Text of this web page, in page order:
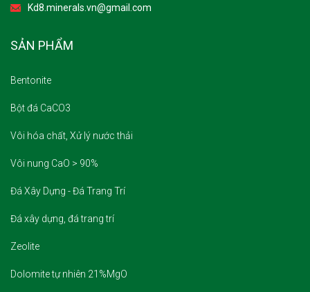
Kd8.minerals.vn@gmail.com
SẢN PHẨM
Bentonite
Bột đá CaCO3
Vôi hóa chất, Xử lý nước thải
Vôi nung CaO > 90%
Đá Xây Dựng - Đá Trang Trí
Đá xây dựng, đá trang trí
Zeolite
Dolomite tự nhiên 21%MgO